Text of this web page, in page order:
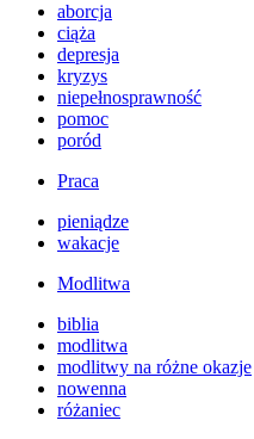
aborcja
ciąża
depresja
kryzys
niepełnosprawność
pomoc
poród
Praca
pieniądze
wakacje
Modlitwa
biblia
modlitwa
modlitwy na różne okazje
nowenna
różaniec